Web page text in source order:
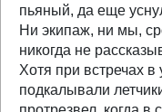
пьяный, да еще
Ни экипаж, ни мы,
никогда не
Хотя при встречах
подкалывали